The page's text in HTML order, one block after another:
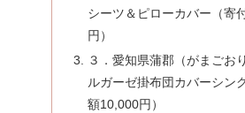
シーツ＆ピローカバー（寄
円）
３．愛知県蒲郡（がまご
ルガーゼ掛布団カバーシン
額10,000円）